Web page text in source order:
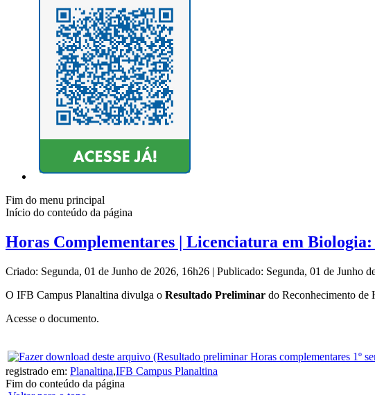
Fim do menu principal
Início do conteúdo da página
Horas Complementares | Licenciatura em
Criado: Segunda, 01 de Junho de 2026, 16h26 | Publicado: Segunda, 01 de Junho
O IFB Campus Planaltina divulga o Resultado Preliminar do Reconhecimento de
Acesse o documento.
registrado em: Planaltina,IFB Campus Planaltina
Fim do conteúdo da página